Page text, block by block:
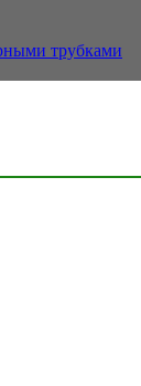
трубками